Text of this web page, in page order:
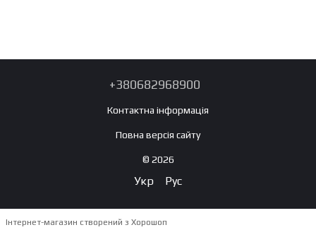
+380682968900
Контактна інформація
Повна версія сайту
© 2026
Укр Рус
Інтернет-магазин створений з Хорошоп